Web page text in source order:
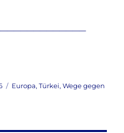
Kategorien
Europa,Türkei,Wege gegen